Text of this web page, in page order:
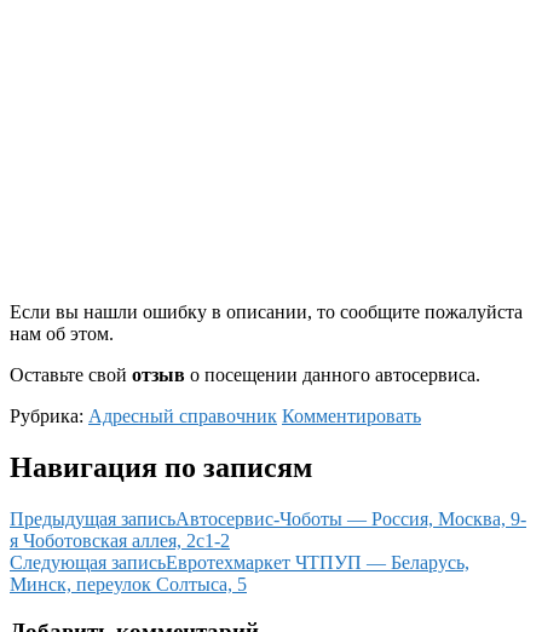
Если вы нашли ошибку в описании, то сообщите пожалуйста
нам об этом.
Оставьте свой отзыв о посещении данного автосервиса.
Рубрика: Адресный справочник Комментировать
Навигация по записям
Предыдущая записьАвтосервис-Чоботы — Россия, Москва, 9-
я Чоботовская аллея, 2с1-2
Следующая записьЕвротехмаркет ЧТПУП — Беларусь,
Минск, переулок Солтыса, 5